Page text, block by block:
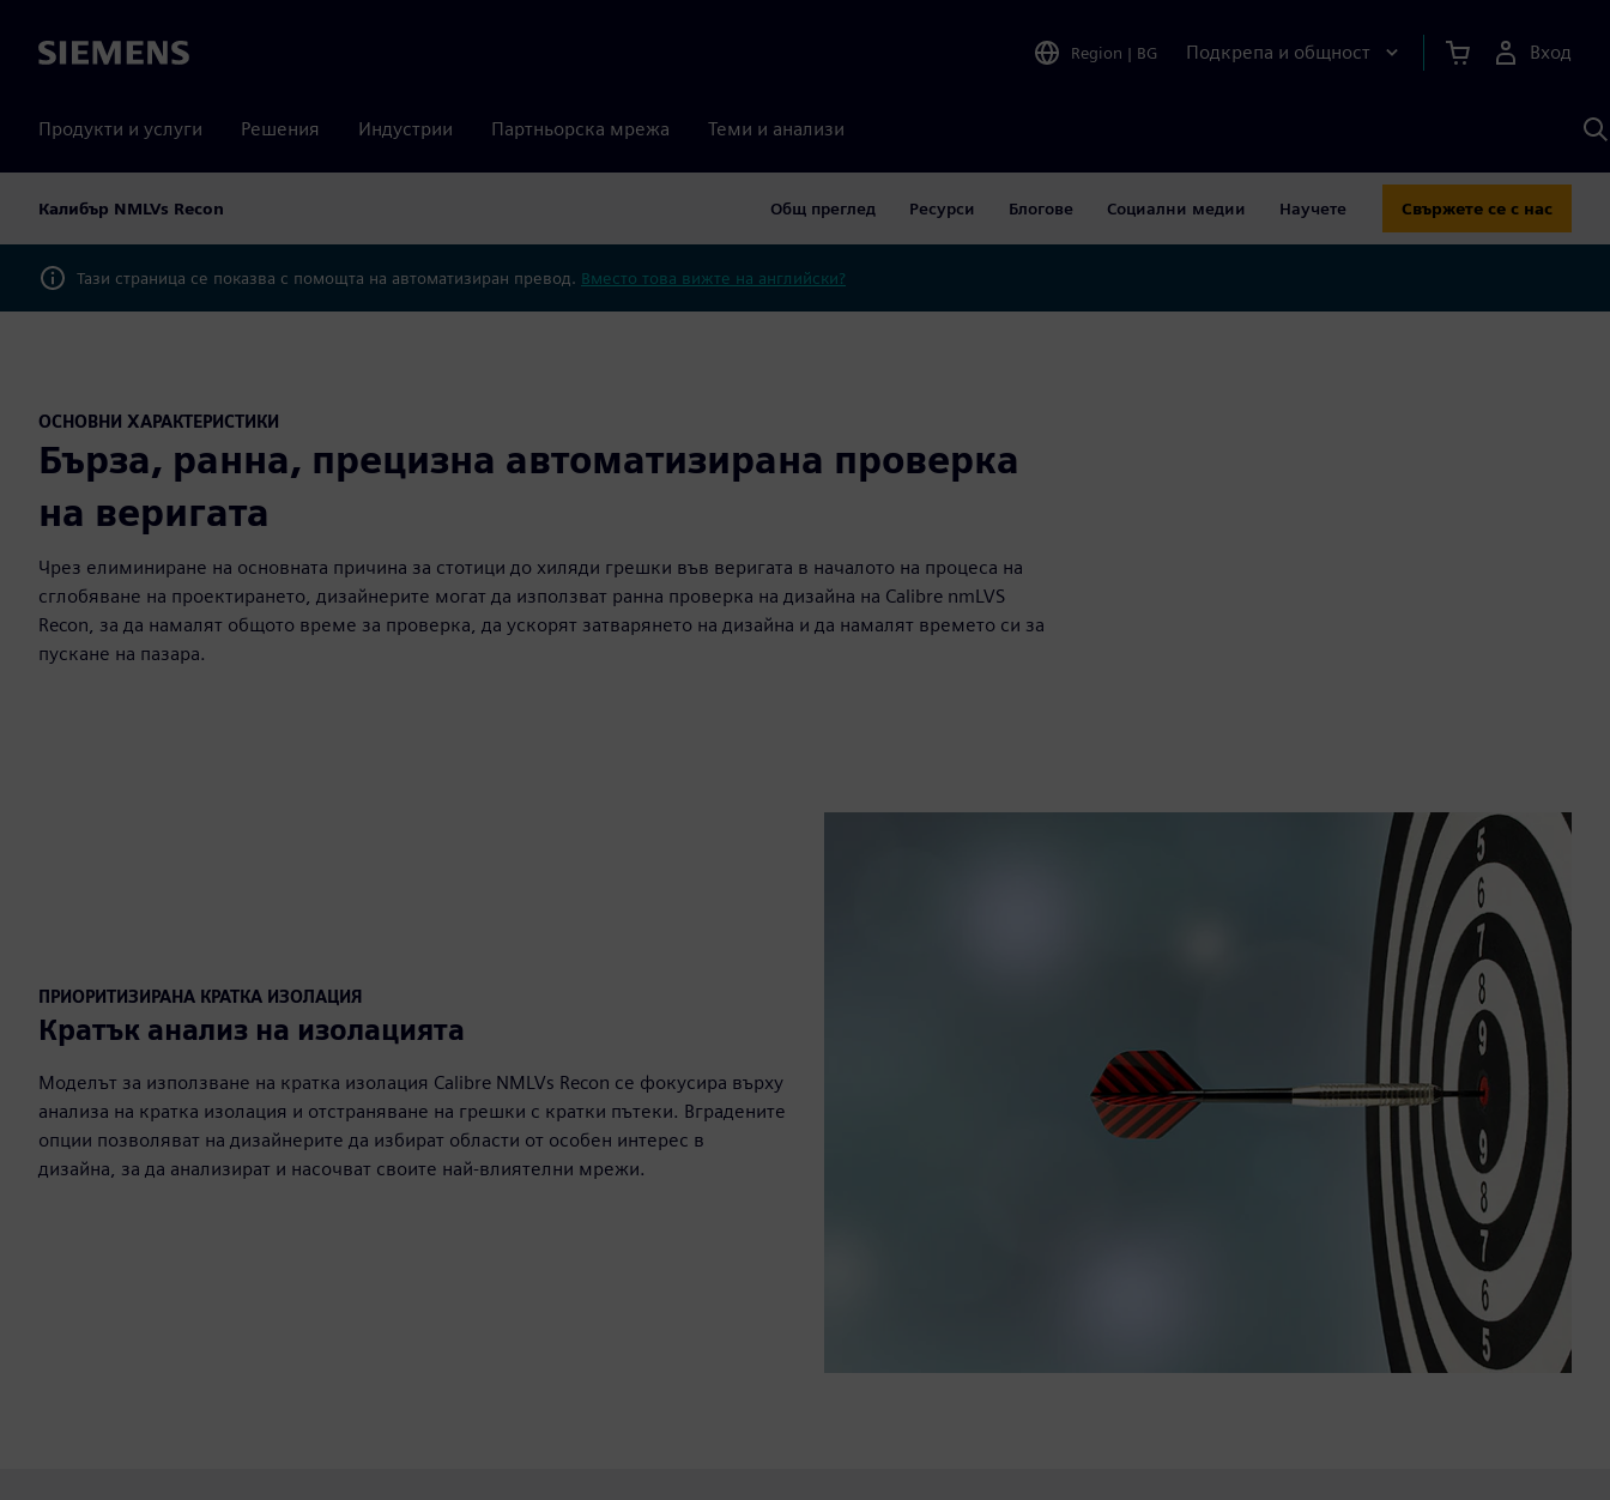
Siemens Region | BG Подкрепа и общност Вход
Продукти и услуги Решения Индустрии Партньорска мрежа Теми и анализи
с
Калибър NMLVs Recon Общ преглед Ресурси Блогове Социални медии Научете Свържете се с нас
Тази страница се показва с помощта на автоматизиран превод. Вместо това вижте на английски?
ОСНОВНИ ХАРАКТЕРИСТИКИ
Бърза, ранна, прецизна автоматизирана проверка
на веригата
Чрез елиминиране на основната причина за стотици до хиляди грешки във веригата в началото на процеса на
сглобяване на проектирането, дизайнерите могат да използват ранна проверка на дизайна на Calibre nmLVS
Recon, за да намалят общото време за проверка, да ускорят затварянето на дизайна и да намалят времето си за
пускане на пазара.
ПРИОРИТИЗИРАНА КРАТКА ИЗОЛАЦИЯ
Кратък анализ на изолацията
Моделът за използване на кратка изолация Calibre NMLVs Recon се фокусира върху
анализа на кратка изолация и отстраняване на грешки с кратки пътеки. Вградените
опции позволяват на дизайнерите да избират области от особен интерес в
дизайна, за да анализират и насочват своите най-влиятелни мрежи.